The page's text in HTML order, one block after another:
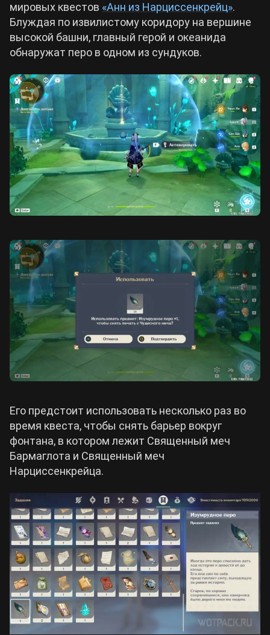
мировых квестов «Анн из Нарциссенкрейц».
Блуждая по извилистому коридору на вершине
высокой башни, главный герой и океанида
обнаружат перо в одном из сундуков.
Его предстоит использовать несколько раз во
время квеста, чтобы снять барьер вокруг
фонтана, в котором лежит Священный меч
Бармаглота и Священный меч
Нарциссенкрейца.